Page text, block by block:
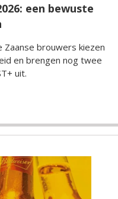
een bewuste
Zaanse brouwers kiezen
en brengen nog twee
uit.